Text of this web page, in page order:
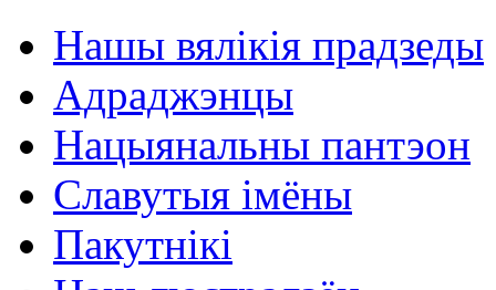
Нашы вялікія прадзеды
Адраджэнцы
Нацыянальны пантэон
Славутыя імёны
Пакутнікі